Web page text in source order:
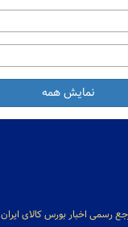
نمایش همه
رسمی اخبار بورس کالای ایران